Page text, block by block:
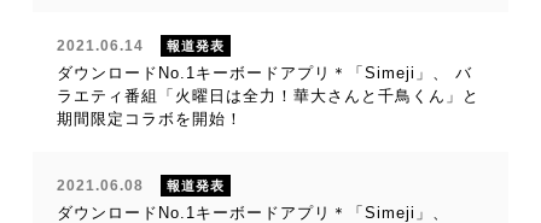
2021.06.14 報道発表
ダウンロードNo.1キーボードアプリ＊「Simeji」、 バ
ラエティ番組「火曜日は全力！華大さんと千鳥くん」と
期間限定コラボを開始！
2021.06.08 報道発表
ダウンロードNo.1キーボードアプリ＊「Simeji」、